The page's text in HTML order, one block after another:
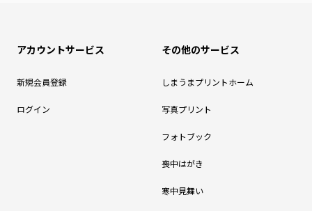
アカウントサービス
新規会員登録
ログイン
その他のサービス
しまうまプリントホーム
写真プリント
フォトブック
喪中はがき
寒中見舞い